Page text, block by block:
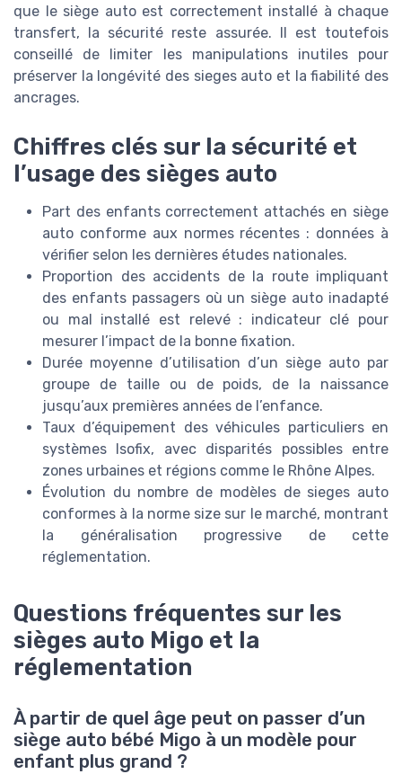
que le siège auto est correctement installé à chaque
transfert, la sécurité reste assurée. Il est toutefois
conseillé de limiter les manipulations inutiles pour
préserver la longévité des sieges auto et la fiabilité des
ancrages.
Chiffres clés sur la sécurité et
l’usage des sièges auto
Part des enfants correctement attachés en siège
auto conforme aux normes récentes : données à
vérifier selon les dernières études nationales.
Proportion des accidents de la route impliquant
des enfants passagers où un siège auto inadapté
ou mal installé est relevé : indicateur clé pour
mesurer l’impact de la bonne fixation.
Durée moyenne d’utilisation d’un siège auto par
groupe de taille ou de poids, de la naissance
jusqu’aux premières années de l’enfance.
Taux d’équipement des véhicules particuliers en
systèmes Isofix, avec disparités possibles entre
zones urbaines et régions comme le Rhône Alpes.
Évolution du nombre de modèles de sieges auto
conformes à la norme size sur le marché, montrant
la généralisation progressive de cette
réglementation.
Questions fréquentes sur les
sièges auto Migo et la
réglementation
À partir de quel âge peut on passer d’un
siège auto bébé Migo à un modèle pour
enfant plus grand ?